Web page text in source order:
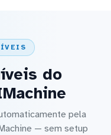
do
pela
— sem setup